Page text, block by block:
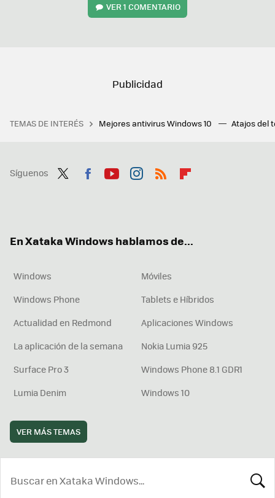
VER1 COMENTARIO
TEMAS DE INTERÉS Mejores antivirus Windows 10 Atajos del
Síguenos
En Xataka Windows hablamos de...
Windows
Móviles
Windows Phone
Tablets e Híbridos
Actualidad en Redmond
Aplicaciones Windows
La aplicación de la semana
Nokia Lumia 925
Surface Pro 3
Windows Phone 8.1 GDR1
Lumia Denim
Windows 10
VER MÁS TEMAS